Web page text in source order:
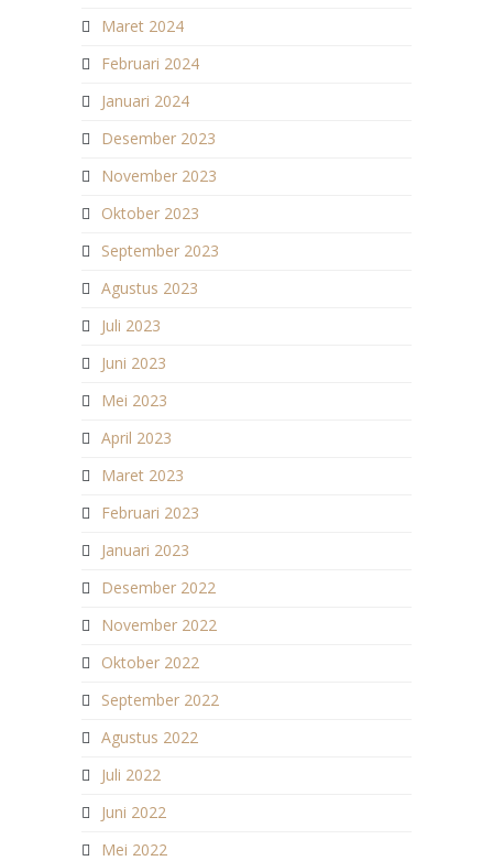
Maret 2024
Februari 2024
Januari 2024
Desember 2023
November 2023
Oktober 2023
September 2023
Agustus 2023
Juli 2023
Juni 2023
Mei 2023
April 2023
Maret 2023
Februari 2023
Januari 2023
Desember 2022
November 2022
Oktober 2022
September 2022
Agustus 2022
Juli 2022
Juni 2022
Mei 2022